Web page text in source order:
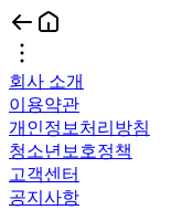
회사 소개
이용약관
개인정보처리방침
청소년보호정책
고객센터
공지사항